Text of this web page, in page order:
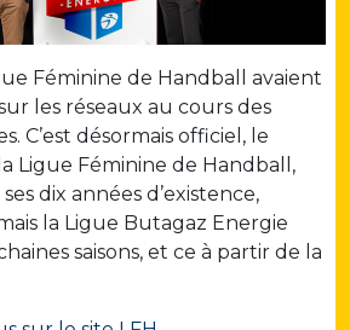
Féminine de Handball avaient
les réseaux au cours des
C’est désormais officiel, le
Ligue Féminine de Handball,
dix années d’existence,
la Ligue Butagaz Energie
saisons, et ce à partir de la